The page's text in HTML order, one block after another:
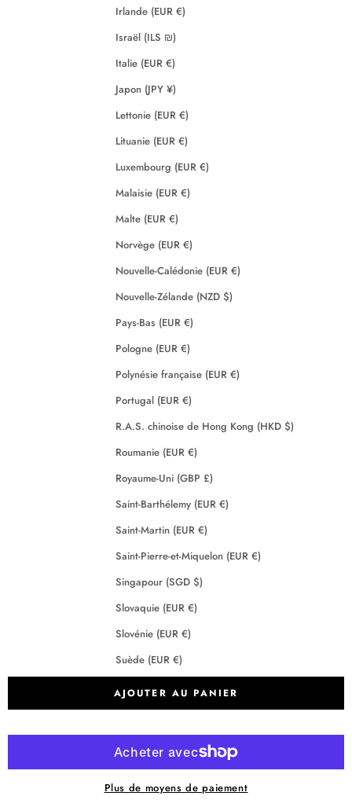
AJOUTER AU PANIER
Plus de moyens de paiement
Irlande (EUR €)
Israël (ILS ₪)
Italie (EUR €)
Japon (JPY ¥)
Lettonie (EUR €)
Lituanie (EUR €)
Luxembourg (EUR €)
Malaisie (EUR €)
Malte (EUR €)
Norvège (EUR €)
Nouvelle-Calédonie (EUR €)
Nouvelle-Zélande (NZD $)
Pays-Bas (EUR €)
Pologne (EUR €)
Polynésie française (EUR €)
Portugal (EUR €)
R.A.S. chinoise de Hong Kong (HKD $)
Roumanie (EUR €)
Royaume-Uni (GBP £)
Saint-Barthélemy (EUR €)
Saint-Martin (EUR €)
Saint-Pierre-et-Miquelon (EUR €)
Singapour (SGD $)
Slovaquie (EUR €)
Slovénie (EUR €)
Suède (EUR €)
Suisse (CHF CHF)
Tchéquie (EUR €)
Terres australes françaises (EUR €)